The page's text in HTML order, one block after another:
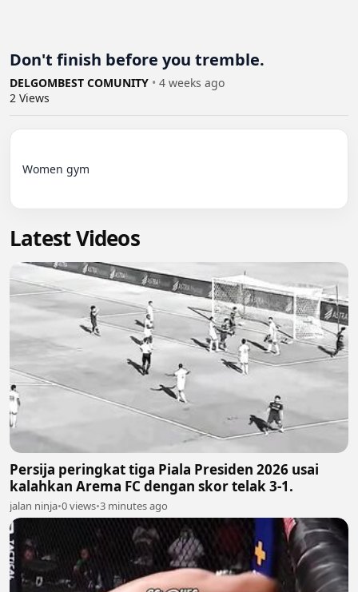
Don't finish before you tremble.
DELGOMBEST COMUNITY • 4 weeks ago
2 Views
Women gym
Latest Videos
Persija peringkat tiga Piala Presiden 2026 usai
kalahkan Arema FC dengan skor telak 3-1.
jalan ninja•0 views•3 minutes ago